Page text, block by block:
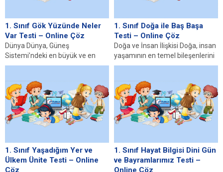
1. Sınıf Gök Yüzünde Neler
Var Testi – Online Çöz
Dünya Dünya, Güneş
Sistemi’ndeki en büyük ve en
karmaşık gezegenlerden biridir.
1. Sınıf Doğa ile Baş Başa
Testi – Online Çöz
Doğa ve İnsan İlişkisi Doğa, insan
yaşamının en temel bileşenlerini
oluşturur. İnsanlar, beslenme,
1. Sınıf Yaşadığım Yer ve
Ülkem Ünite Testi – Online
Çöz
1. Sınıf Hayat Bilgisi Dini Gün
ve Bayramlarımız Testi –
Online Çöz